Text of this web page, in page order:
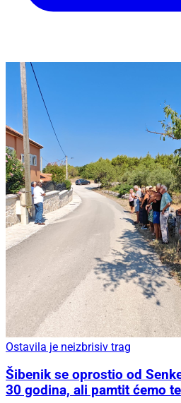
Ostavila je neizbrisiv trag
Šibenik se oprostio od
30 godina, ali pamtit ćemo